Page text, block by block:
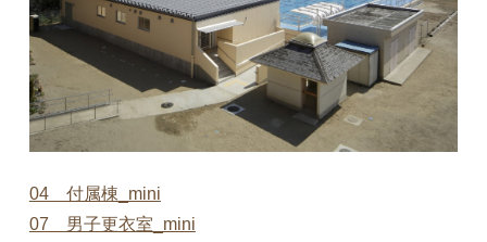
04 付属棟_mini
07 男子更衣室_mini